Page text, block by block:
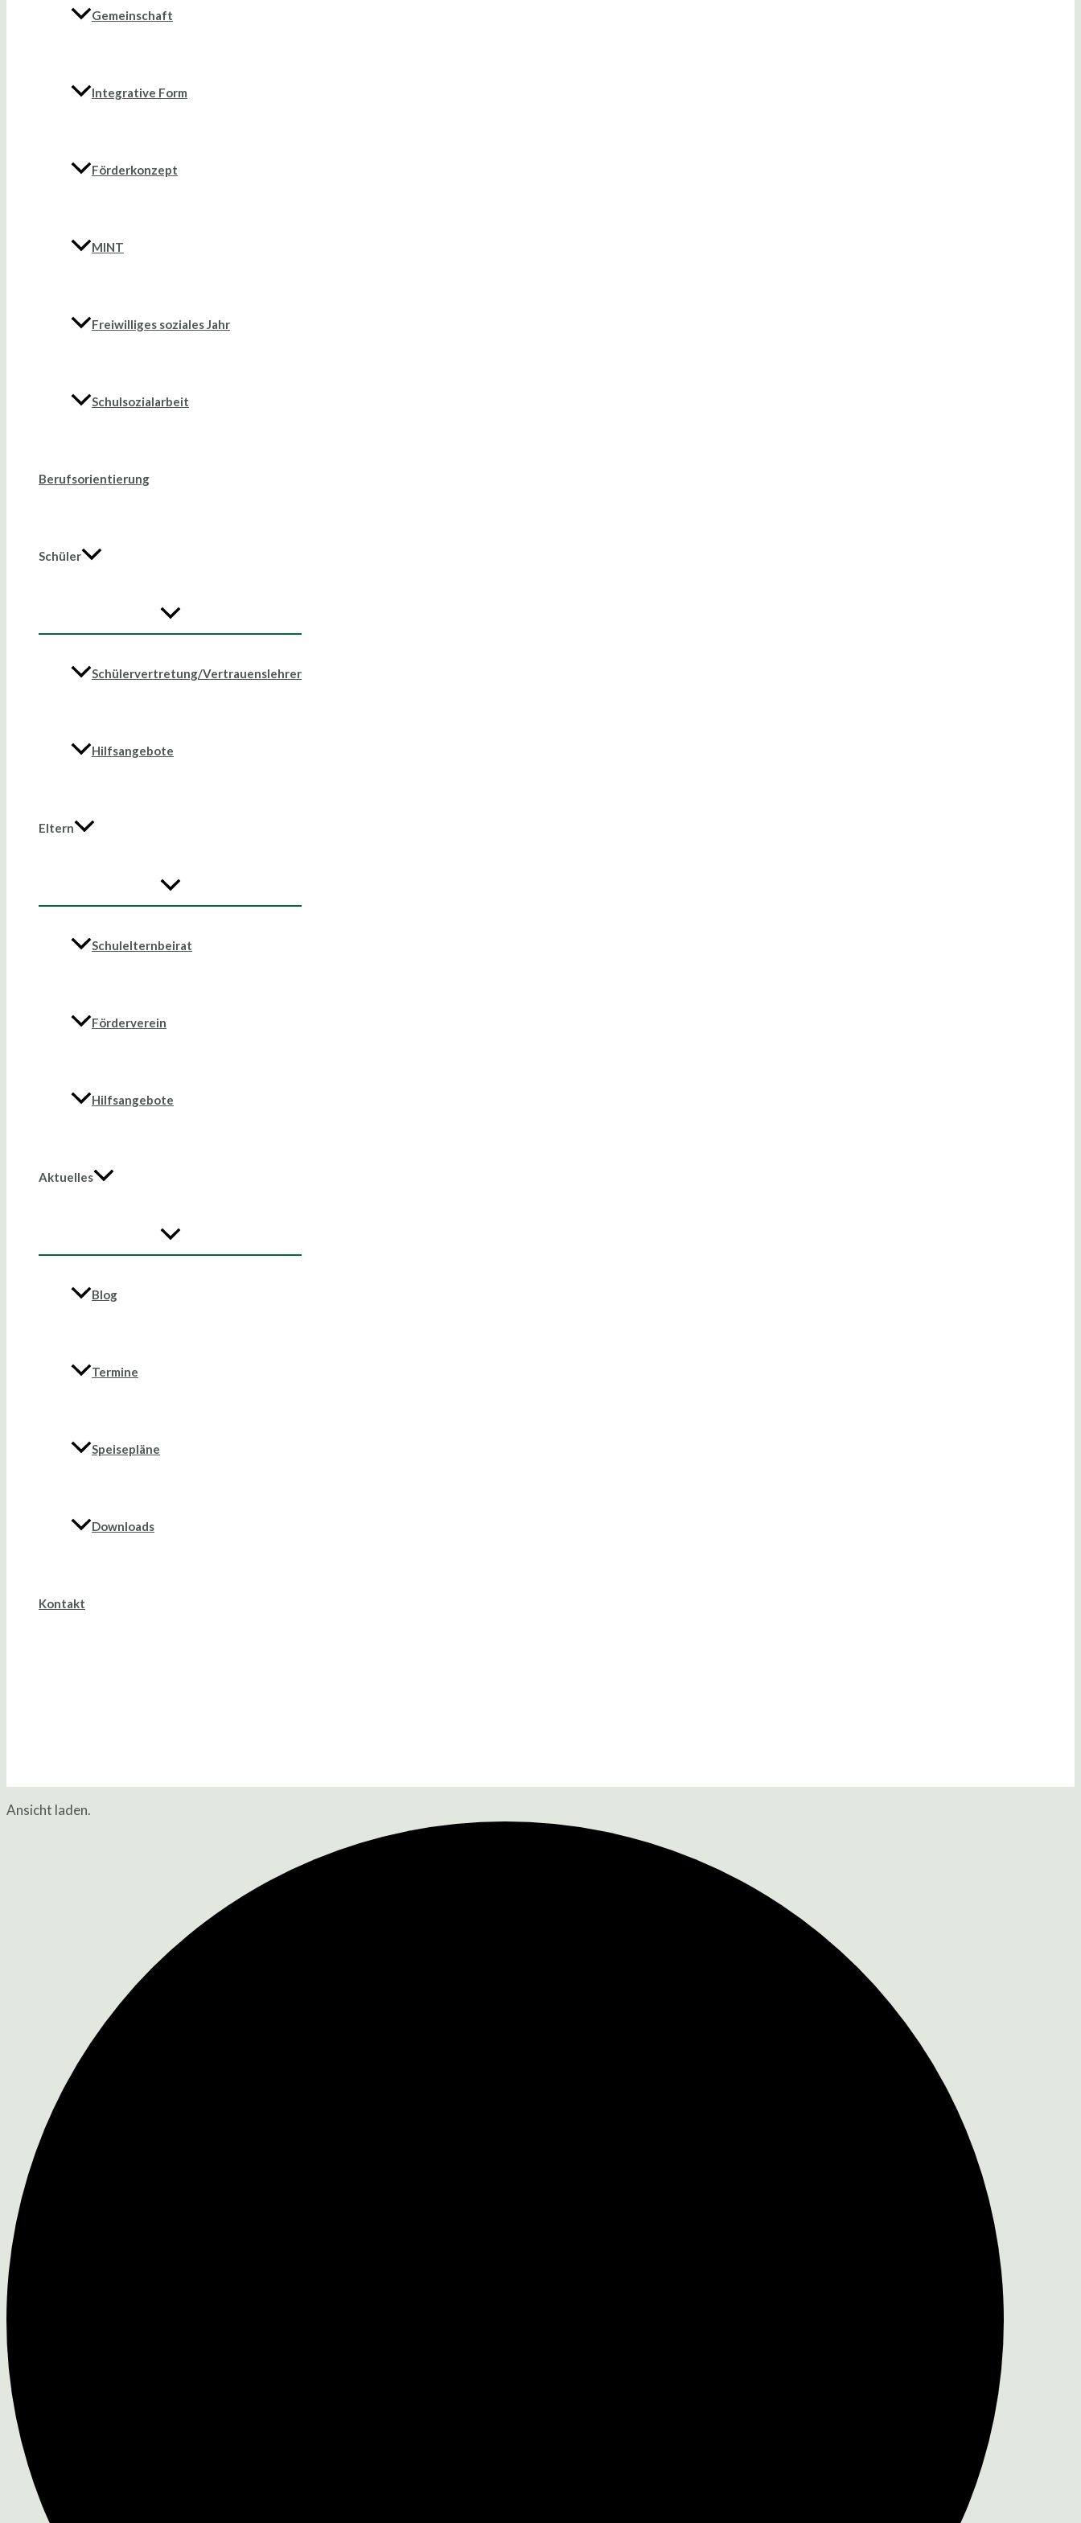
Gemeinschaft
Integrative Form
Förderkonzept
MINT
Freiwilliges soziales Jahr
Schulsozialarbeit
Berufsorientierung
Schüler
Schülervertretung/Vertrauenslehrer
Hilfsangebote
Eltern
Schulelternbeirat
Förderverein
Hilfsangebote
Aktuelles
Blog
Termine
Speisepläne
Downloads
Kontakt
Ansicht laden.